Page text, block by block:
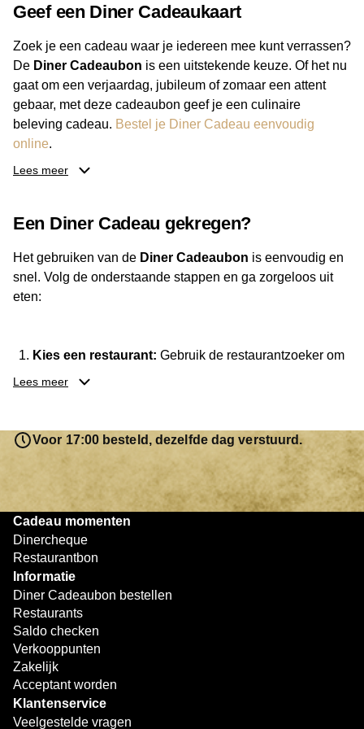
Wanroij (1)
Werkendam (3)
Zundert (4)
Geef een Diner Cadeaukaart
Zoek je een cadeau waar je iedereen mee kunt verrassen?
De Diner Cadeaubon is een uitstekende keuze. Of het nu
gaat om een verjaardag, jubileum of zomaar een attent
gebaar, met deze cadeaubon geef je een culinaire
beleving cadeau. Bestel je Diner Cadeau eenvoudig
online.
het bedrag, zodat de cadeaubon altijd past bij je budget.
goed ontvangen wordt.
Lees meer
Een Diner Cadeau gekregen?
Het gebruiken van de Diner Cadeaubon is eenvoudig en
snel. Volg de onderstaande stappen en ga zorgeloos uit
eten:
Kies een restaurant: Gebruik de restaurantzoeker om
Reserveer je tafel:Neem indien nodig vooraf contact
op met het restaurant om te reserveren.
Geniet van je diner:
Neem je Diner Cadeaubon mee
en lever deze in bij het afrekenen.
Betaal eventueel bij:Is het saldo op de cadeaubon
eenvoudig bijbetalen met een andere betaalmethode.
Zo eenvoudig werkt het. Of je nu met z’n tweeën dineert of
gezellig uit eten gaat met vrienden, met de Diner
Cadeaubon geniet je altijd van een smakelijk moment.
Lees meer
Voor 17:00 besteld, dezelfde dag verstuurd.
Cadeau momenten
Dinercheque
Restaurantbon
Informatie
Diner Cadeaubon bestellen
Restaurants
Saldo checken
Verkooppunten
Zakelijk
Acceptant worden
Klantenservice
Veelgestelde vragen